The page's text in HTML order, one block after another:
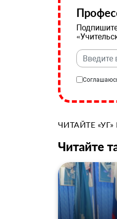
ЧИТАЙТЕ «УГ»
Читайте